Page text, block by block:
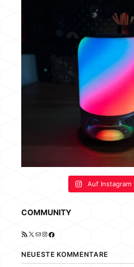
Auf Instagram
COMMUNITY
RSS-Feed
X E-MailInstagram
Facebook
NEUESTE KOMMENTARE